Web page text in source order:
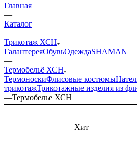
Главная
—
Каталог
—
Трикотаж ХСН
ГалантереяОбувьОдеждаSHAMAN
—
Термобельё ХСН
ТермоноскиФлисовые костюмы
трикотажТрикотажные изделия из
—Термобелье ХСН
Хит